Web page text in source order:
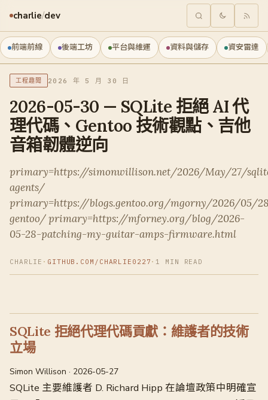
charlie/dev
前端前線 後端工坊 平台與維運 資料與儲存 資安雷達
工程趣聞 2026 年 5 月 30 日
2026-05-30 — SQLite 拒絕 AI 代
理代碼、Gentoo 技術觀點、吉他
音箱韌體逆向
primary=https://simonwillison.net/2026/May/27/
agents/
primary=https://blogs.gentoo.org/mgorny/2026/05/
gentoo/ primary=https://mforney.org/blog/2026-
05-28-patching-my-guitar-amps-firmware.html
CHARLIE · GITHUB.COM/CHARLIE0227 · 1 MIN READ
SQLite 拒絕代理代碼貢獻：維護者的技術
立場
Simon Willison · 2026-05-27
SQLite 主要維護者 D. Richard Hipp 在論壇政策中明確宣